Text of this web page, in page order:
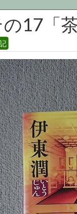
17「